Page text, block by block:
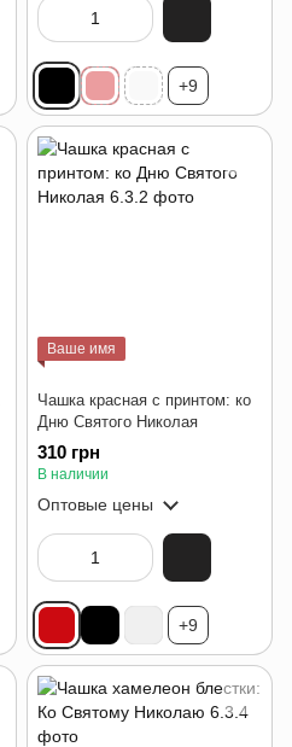
+9
Ваше имя
Чашка красная с принтом: ко
Дню Святого Николая
310 грн
В наличии
Оптовые цены
+9